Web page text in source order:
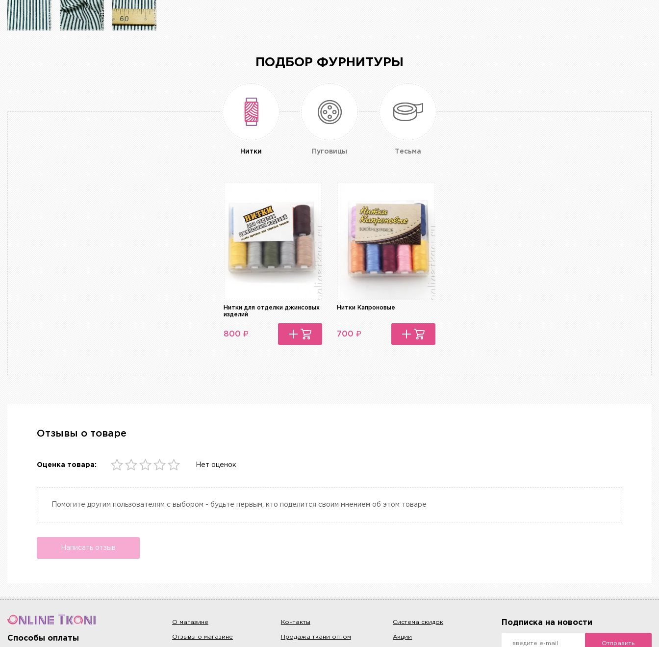
ПОДБОР ФУРНИТУРЫ
Нитки Пуговицы Тесьма
Нитки для отделки джинсовых
изделий
800 ₽
Нитки Капроновые
700 ₽
Отзывы о товаре
Оценка товара: Нет оценок
Помогите другим пользователям с выбором - будьте первым, кто поделится своим мнением об этом товаре
Написать отзыв
Способы оплаты
О магазине
Отзывы о магазине
Контакты
Продажа ткани оптом
Система скидок
Акции
Подписка на новости
Отправить